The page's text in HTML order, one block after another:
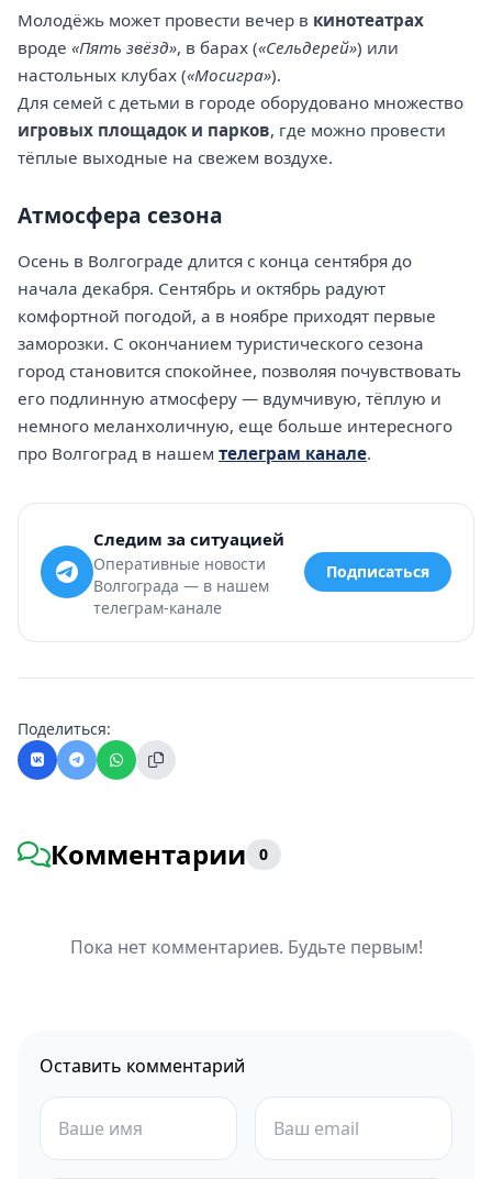
Молодёжь может провести вечер в кинотеатрах
вроде «Пять звёзд», в барах («Сельдерей») или
настольных клубах («Мосигра»).
Для семей с детьми в городе оборудовано множество
игровых площадок и парков, где можно провести
тёплые выходные на свежем воздухе.
Атмосфера сезона
Осень в Волгограде длится с конца сентября до
начала декабря. Сентябрь и октябрь радуют
комфортной погодой, а в ноябре приходят первые
заморозки. С окончанием туристического сезона
город становится спокойнее, позволяя почувствовать
его подлинную атмосферу — вдумчивую, тёплую и
немного меланхоличную, еще больше интересного
про Волгоград в нашем телеграм канале.
Следим за ситуацией
Оперативные новости
Волгограда — в нашем
телеграм-канале
Подписаться
Поделиться:
Комментарии 0
Пока нет комментариев. Будьте первым!
Оставить комментарий